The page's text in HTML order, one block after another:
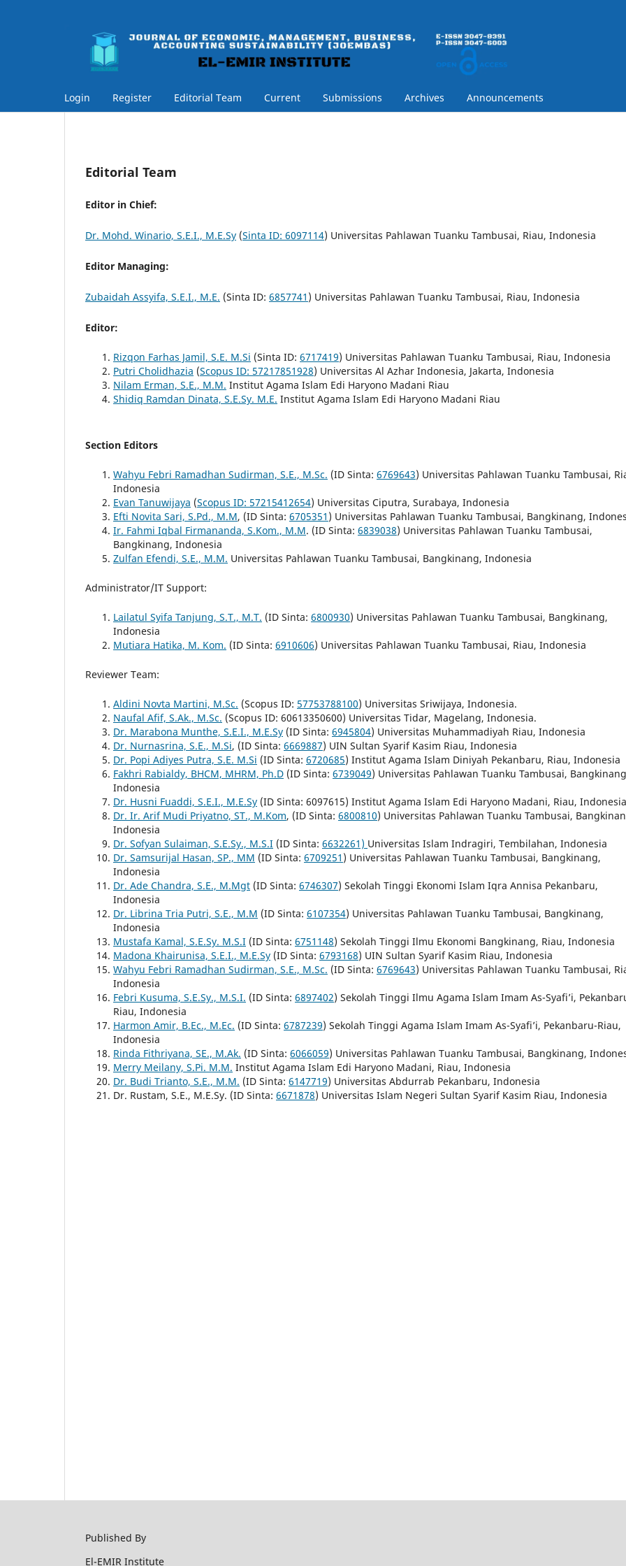
Login Register Editorial Team Current Submissions Archives Announcements
Editorial Team
Editor in Chief:
Dr. Mohd. Winario, S.E.I., M.E.Sy (Sinta ID: 6097114) Universitas Pahlawan Tuanku Tambusai, Riau, Indonesia
Editor Managing:
Zubaidah Assyifa, S.E.I., M.E. (Sinta ID: 6857741 ) Universitas Pahlawan Tuanku Tambusai, Riau, Indonesia
Editor:
Rizqon Farhas Jamil, S.E. M.Si (Sinta ID: 6717419) Universitas Pahlawan Tuanku Tambusai, Riau, Indonesia
Putri Cholidhazia (Scopus ID: 57217851928) Universitas Al Azhar Indonesia, Jakarta, Indonesia
Nilam Erman, S.E., M.M. Institut Agama Islam Edi Haryono Madani Riau
Shidiq Ramdan Dinata, S.E.Sy. M.E. Institut Agama Islam Edi Haryono Madani Riau
Section Editors
Wahyu Febri Ramadhan Sudirman, S.E., M.Sc. (ID Sinta: 6769643) Universitas Pahlawan Tuanku Tambusai,
Indonesia
Evan Tanuwijaya (Scopus ID: 57215412654) Universitas Ciputra, Surabaya, Indonesia
Efti Novita Sari, S.Pd., M.M, (ID Sinta: 6705351 ) Universitas Pahlawan Tuanku Tambusai, Bangkinang,
Ir. Fahmi Iqbal Firmananda, S.Kom., M.M. (ID Sinta: 6839038) Universitas Pahlawan Tuanku Tambusai,
Bangkinang, Indonesia
Zulfan Efendi, S.E., M.M. Universitas Pahlawan Tuanku Tambusai, Bangkinang, Indonesia
Administrator/IT Support:
Lailatul Syifa Tanjung, S.T., M.T. (ID Sinta: 6800930) Universitas Pahlawan Tuanku Tambusai, Bangkinang,
Indonesia
Mutiara Hatika, M. Kom. (ID Sinta: 6910606) Universitas Pahlawan Tuanku Tambusai, Riau, Indonesia
Reviewer Team:
Aldini Novta Martini, M.Sc. (Scopus ID: 57753788100) Universitas Sriwijaya, Indonesia.
Naufal Afif, S.Ak., M.Sc. (Scopus ID: 60613350600) Universitas Tidar, Magelang, Indonesia.
Dr. Marabona Munthe, S.E.I., M.E.Sy (ID Sinta: 6945804) Universitas Muhammadiyah Riau, Indonesia
Dr. Nurnasrina, S.E., M.Si, (ID Sinta: 6669887) UIN Sultan Syarif Kasim Riau, Indonesia
Dr. Popi Adiyes Putra, S.E. M.Si (ID Sinta: 6720685) Institut Agama Islam Diniyah Pekanbaru, Riau, Indonesia
Fakhri Rabialdy, BHCM, MHRM, Ph.D (ID Sinta: 6739049) Universitas Pahlawan Tuanku Tambusai,
Indonesia
Dr. Husni Fuaddi, S.E.I., M.E.Sy (ID Sinta: 6097615) Institut Agama Islam Edi Haryono Madani, Riau, Indonesia
Dr. Ir. Arif Mudi Priyatno, ST., M.Kom, (ID Sinta: 6800810) Universitas Pahlawan Tuanku Tambusai,
Indonesia
Dr. Sofyan Sulaiman, S.E.Sy., M.S.I (ID Sinta: 6632261) Universitas Islam Indragiri, Tembilahan, Indonesia
Dr. Samsurijal Hasan, SP., MM (ID Sinta: 6709251 ) Universitas Pahlawan Tuanku Tambusai, Bangkinang,
Indonesia
Dr. Ade Chandra, S.E., M.Mgt (ID Sinta: 6746307) Sekolah Tinggi Ekonomi Islam Iqra Annisa Pekanbaru,
Indonesia
Dr. Librina Tria Putri, S.E., M.M (ID Sinta: 6107354) Universitas Pahlawan Tuanku Tambusai, Bangkinang,
Indonesia
Mustafa Kamal, S.E.Sy. M.S.I (ID Sinta: 6751148) Sekolah Tinggi Ilmu Ekonomi Bangkinang, Riau, Indonesia
Madona Khairunisa, S.E.I., M.E.Sy (ID Sinta: 6793168) UIN Sultan Syarif Kasim Riau, Indonesia
Wahyu Febri Ramadhan Sudirman, S.E., M.Sc. (ID Sinta: 6769643) Universitas Pahlawan Tuanku Tambusai,
Indonesia
Febri Kusuma, S.E.Sy., M.S.I. (ID Sinta: 6897402) Sekolah Tinggi Ilmu Agama Islam Imam As-Syafi’i,
Riau, Indonesia
Harmon Amir, B.Ec., M.Ec. (ID Sinta: 6787239) Sekolah Tinggi Agama Islam Imam As-Syafi’i, Pekanbaru-Riau,
Indonesia
Rinda Fithriyana, SE., M.Ak. (ID Sinta: 6066059) Universitas Pahlawan Tuanku Tambusai, Bangkinang,
Merry Meilany, S.Pi. M.M. Institut Agama Islam Edi Haryono Madani, Riau, Indonesia
Dr. Budi Trianto, S.E., M.M. (ID Sinta: 6147719) Universitas Abdurrab Pekanbaru, Indonesia
Dr. Rustam, S.E., M.E.Sy. (ID Sinta: 6671878) Universitas Islam Negeri Sultan Syarif Kasim Riau, Indonesia
Published By
El-EMIR Institute